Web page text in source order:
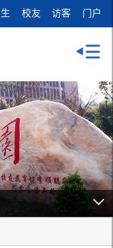
校友 访客 门户